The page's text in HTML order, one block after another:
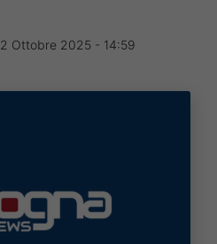
2 Ottobre 2025 - 14:59